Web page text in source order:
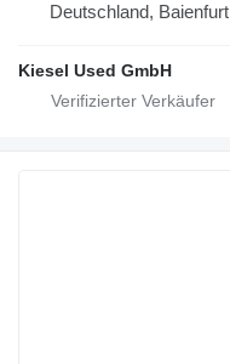
Deutschland, Baienfurt
Kiesel Used GmbH